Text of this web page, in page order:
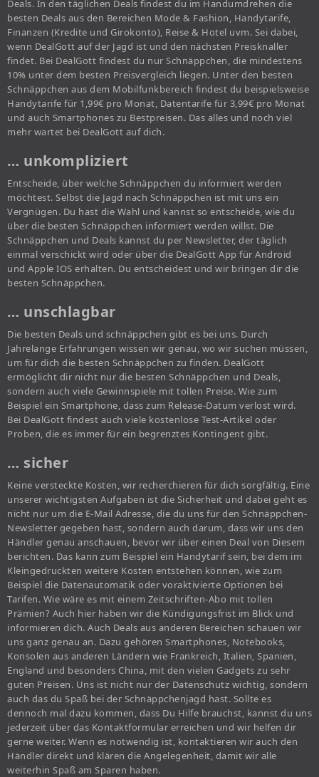
Deals. In den täglichen Deals findest du im Handumdrehen die
besten Deals aus den Bereichen Mode & Fashion, Handytarife,
Finanzen (Kredite und Girokonto), Reise & Hotel uvm. Sei dabei,
wenn DealGott auf der Jagd ist und den nächsten Preisknaller
findet. Bei DealGott findest du nur Schnäppchen, die mindestens
10% unter dem besten Preisvergleich liegen. Unter den besten
Schnäppchen aus dem Mobilfunkbereich findest du beispielsweise
Handytarife für 1,99€ pro Monat, Datentarife für 3,99€ pro Monat
und auch Smartphones zu Bestpreisen. Das alles und noch viel
mehr wartet bei DealGott auf dich.
… unkompliziert
Entscheide, über welche Schnäppchen du informiert werden
möchtest. Selbst die Jagd nach Schnäppchen ist mit uns ein
Vergnügen. Du hast die Wahl und kannst so entscheide, wie du
über die besten Schnäppchen informiert werden willst. Die
Schnäppchen und Deals kannst du per Newsletter, der täglich
einmal verschickt wird oder über die DealGott App für Android
und Apple IOS erhalten. Du entscheidest und wir bringen dir die
besten Schnäppchen.
… unschlagbar
Die besten Deals und schnäppchen gibt es bei uns. Durch
Jahrelange Erfahrungen wissen wir genau, wo wir suchen müssen,
um für dich die besten Schnäppchen zu finden. DealGott
ermöglicht dir nicht nur die besten Schnäppchen und Deals,
sondern auch viele Gewinnspiele mit tollen Preise. Wie zum
Beispiel ein Smartphone, dass zum Release-Datum verlost wird.
Bei DealGott findest auch viele kostenlose Test-Artikel oder
Proben, die es immer für ein begrenztes Kontingent gibt.
… sicher
Keine versteckte Kosten, wir recherchieren für dich sorgfältig. Eine
unserer wichtigsten Aufgaben ist die Sicherheit und dabei geht es
nicht nur um die E-Mail Adresse, die du uns für den Schnäppchen-
Newsletter gegeben hast, sondern auch darum, dass wir uns den
Händler genau anschauen, bevor wir über einen Deal von Diesem
berichten. Das kann zum Beispiel ein Handytarif sein, bei dem im
Kleingedruckten weitere Kosten entstehen können, wie zum
Beispiel die Datenautomatik oder voraktivierte Optionen bei
Tarifen. Wie wäre es mit einem Zeitschriften-Abo mit tollen
Prämien? Auch hier haben wir die Kündigungsfrist im Blick und
informieren dich. Auch Deals aus anderen Bereichen schauen wir
uns ganz genau an. Dazu gehören Smartphones, Notebooks,
Konsolen aus anderen Ländern wie Frankreich, Italien, Spanien,
England und besonders China, mit den vielen Gadgets zu sehr
guten Preisen. Uns ist nicht nur der Datenschutz wichtig, sondern
auch das du Spaß bei der Schnäppchenjagd hast. Sollte es
dennoch mal dazu kommen, dass Du Hilfe brauchst, kannst du uns
jederzeit über das Kontaktformular erreichen und wir helfen dir
gerne weiter. Wenn es notwendig ist, kontaktieren wir auch den
Händler direkt und klären die Angelegenheit, damit wir alle
weiterhin Spaß am Sparen haben.